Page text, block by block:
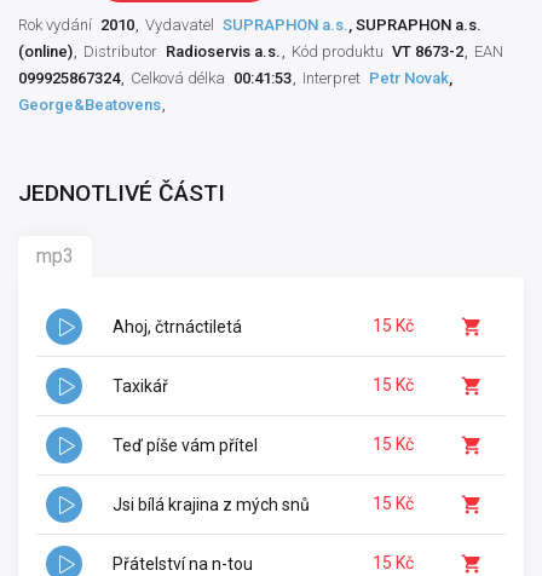
Rok vydání 2010 Vydavatel SUPRAPHON a.s., SUPRAPHON a.s.
(online)
Distributor Radioservis a.s. Kód produktu VT 8673-2
EAN
099925867324
Celková délka 00:41:53 Interpret Petr Novak,
George&Beatovens
JEDNOTLIVÉ ČÁSTI
mp3
Ahoj, čtrnáctiletá 15 Kč
Taxikář 15 Kč
Teď píše vám přítel 15 Kč
Jsi bílá krajina z mých snů 15 Kč
Přátelství na n-tou 15 Kč